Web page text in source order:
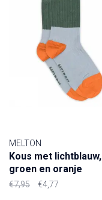
MELTON
Kous met lichtblauw,
groen en oranje
€7,95 €4,77